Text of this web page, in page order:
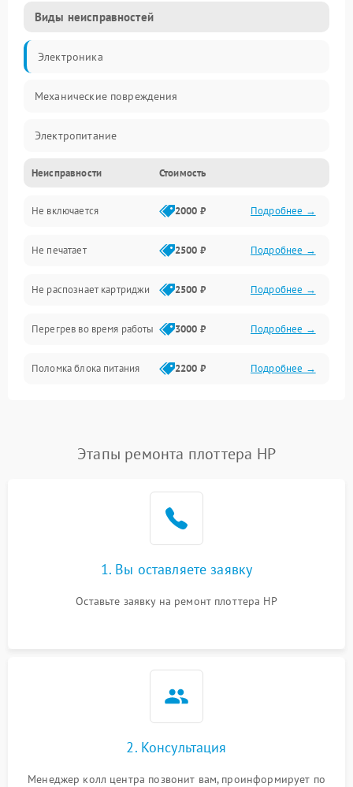
Виды неисправностей
Электроника
Механические повреждения
Электропитание
Работа системы
Механика
Оптика
Программное обеспечение
Корпус/Герметичность
Интерфейсы
Неисправности Стоимость
Не включается 2000 ₽ Подробнее →
Не печатает 2500 ₽ Подробнее →
Не распознает картриджи 2500 ₽ Подробнее →
Перегрев во время работы 3000 ₽ Подробнее →
Поломка блока питания 2200 ₽ Подробнее →
Этапы ремонта плоттера HP
1. Вы оставляете заявку
Оставьте заявку на ремонт плоттера HP
2. Консультация
Менеджер колл центра позвонит вам, проинформирует по